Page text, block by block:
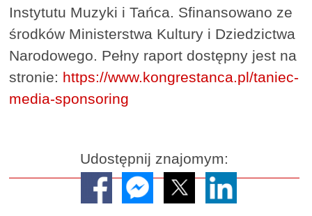
Instytutu Muzyki i Tańca. Sfinansowano ze
środków Ministerstwa Kultury i Dziedzictwa
Narodowego. Pełny raport dostępny jest na
stronie: https://www.kongrestanca.pl/taniec-
media-sponsoring
Udostępnij znajomym: